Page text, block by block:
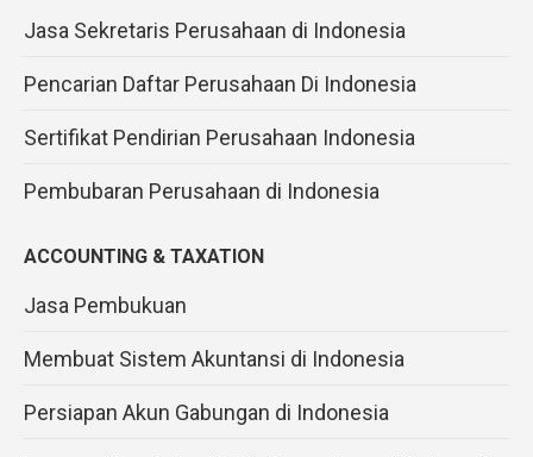
Jasa Sekretaris Perusahaan di Indonesia
Pencarian Daftar Perusahaan Di Indonesia
Sertifikat Pendirian Perusahaan Indonesia
Pembubaran Perusahaan di Indonesia
ACCOUNTING & TAXATION
Jasa Pembukuan
Membuat Sistem Akuntansi di Indonesia
Persiapan Akun Gabungan di Indonesia